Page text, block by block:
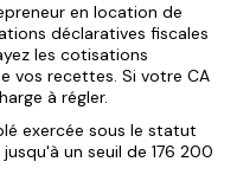
en location de
déclaratives fiscales
les cotisations
vos recettes. Si votre CA
à régler.
exercée sous le statut
un seuil de 176 200